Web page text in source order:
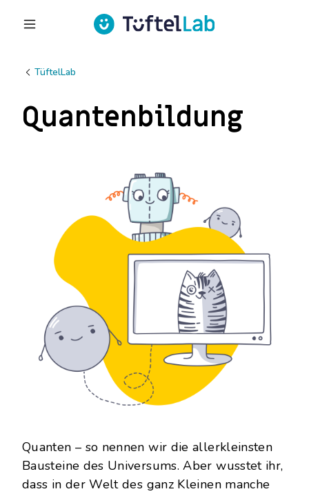
TüftelLab
Quantenbildung
Quanten – so nennen wir die allerkleinsten
Bausteine des Universums. Aber wusstet ihr,
dass in der Welt des ganz Kleinen manche